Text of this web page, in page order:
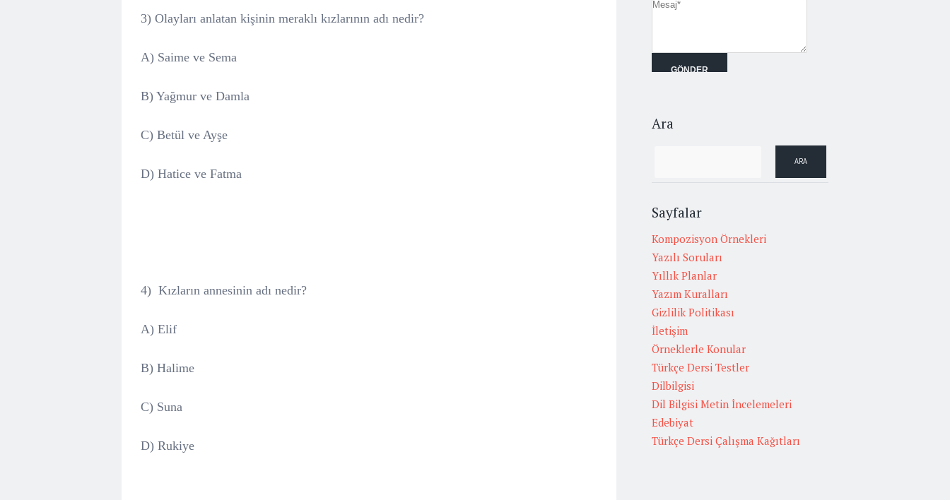
3) Olayları anlatan kişinin meraklı kızlarının adı nedir?
A) Saime ve Sema
B) Yağmur ve Damla
C) Betül ve Ayşe
D) Hatice ve Fatma
4) Kızların annesinin adı nedir?
A) Elif
B) Halime
C) Suna
D) Rukiye
Ara
Sayfalar
Kompozisyon Örnekleri
Yazılı Soruları
Yıllık Planlar
Yazım Kuralları
Gizlilik Politikası
İletişim
Örneklerle Konular
Türkçe Dersi Testler
Dilbilgisi
Dil Bilgisi Metin İncelemeleri
Edebiyat
Türkçe Dersi Çalışma Kağıtları